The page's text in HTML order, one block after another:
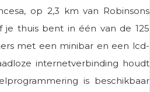
op 2,3 km van Robinsons
je thuis bent in één van de 125
met een minibar en een lcd-
internetverbinding houdt
is beschikbaar